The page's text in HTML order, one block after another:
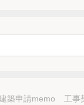
築申請memo 工事